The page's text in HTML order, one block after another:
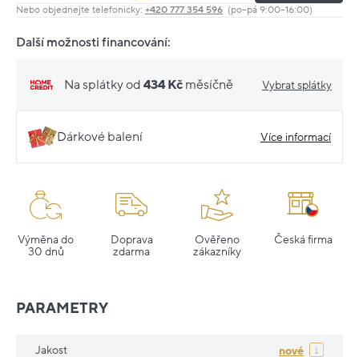
Nebo objednejte telefonicky: +420 777 354 596 (po–pá 9:00–16:00)
Další možnosti financování:
Na splátky od 434 Kč měsíčně Vybrat splátky
Dárkové balení Více informací
Výměna do
30 dnů
Doprava
zdarma
Ověřeno
zákazníky
Česká firma
PARAMETRY
Jakost nové